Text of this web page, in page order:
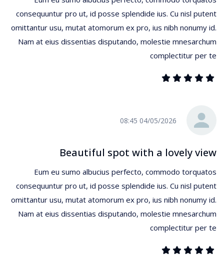
consequuntur pro ut, id posse splendide ius. Cu nisl putent
omittantur usu, mutat atomorum ex pro, ius nibh nonumy id.
Nam at eius dissentias disputando, molestie mnesarchum
complectitur per te
04/05/2026 08:45
Beautiful spot with a lovely view
Eum eu sumo albucius perfecto, commodo torquatos
consequuntur pro ut, id posse splendide ius. Cu nisl putent
omittantur usu, mutat atomorum ex pro, ius nibh nonumy id.
Nam at eius dissentias disputando, molestie mnesarchum
complectitur per te